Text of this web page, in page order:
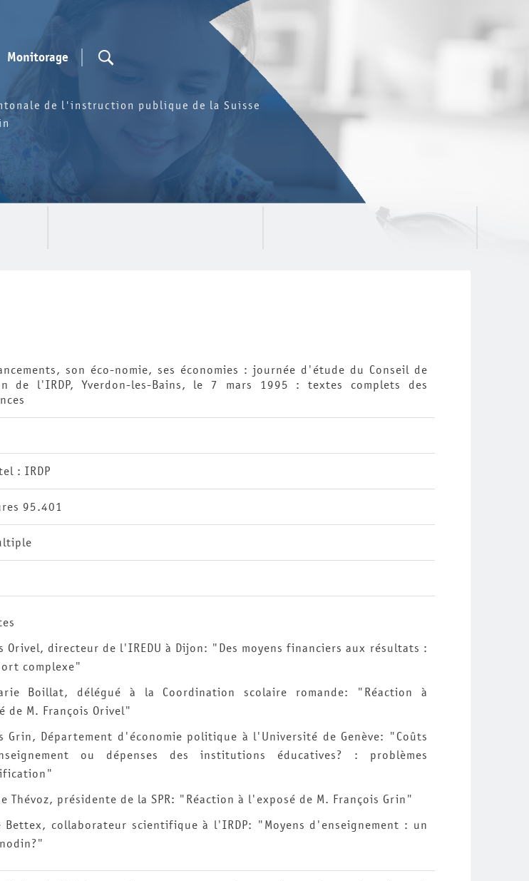
Monitorage
de l'instruction publique de la Suisse
son éco-nomie, ses économies : journée d'étude du Conseil de
de l'IRDP, Yverdon-les-Bains, le 7 mars 1995 : textes complets des
: IRDP
95.401
Orivel, directeur de l'IREDU à Dijon: "Des moyens financiers aux résultats :
complexe"
Boillat, délégué à la Coordination scolaire romande: "Réaction à
de M. François Orivel"
Grin, Département d'économie politique à l'Université de Genève: "Coûts
ou dépenses des institutions éducatives? : problèmes
Thévoz, présidente de la SPR: "Réaction à l'exposé de M. François Grin"
Bettex, collaborateur scientifique à l'IRDP: "Moyens d'enseignement : un